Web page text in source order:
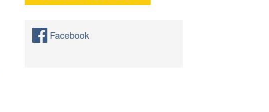
Facebook